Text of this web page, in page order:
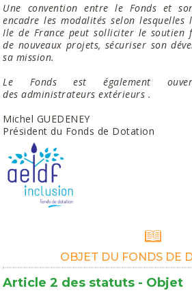
Une convention entre le Fonds et
encadre les modalités selon lesquelles
Ile de France peut solliciter le soutien
de nouveaux projets, sécuriser son
sa mission.
Le Fonds est également
des administrateurs extérieurs .
Michel GUEDENEY
Président du Fonds de Dotation ​
OBJET DU FONDS DE
Article 2 des statuts - Objet